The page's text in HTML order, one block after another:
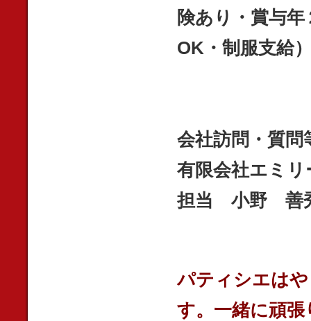
険あり・賞与
OK・制服支給
会社訪問・質
有限会社エミ
担当 小野 善
パティシエは
す。一緒に頑